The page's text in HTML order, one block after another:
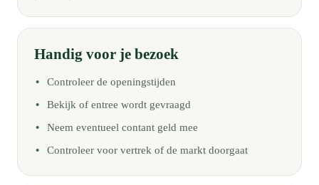
Handig voor je bezoek
Controleer de openingstijden
Bekijk of entree wordt gevraagd
Neem eventueel contant geld mee
Controleer voor vertrek of de markt doorgaat